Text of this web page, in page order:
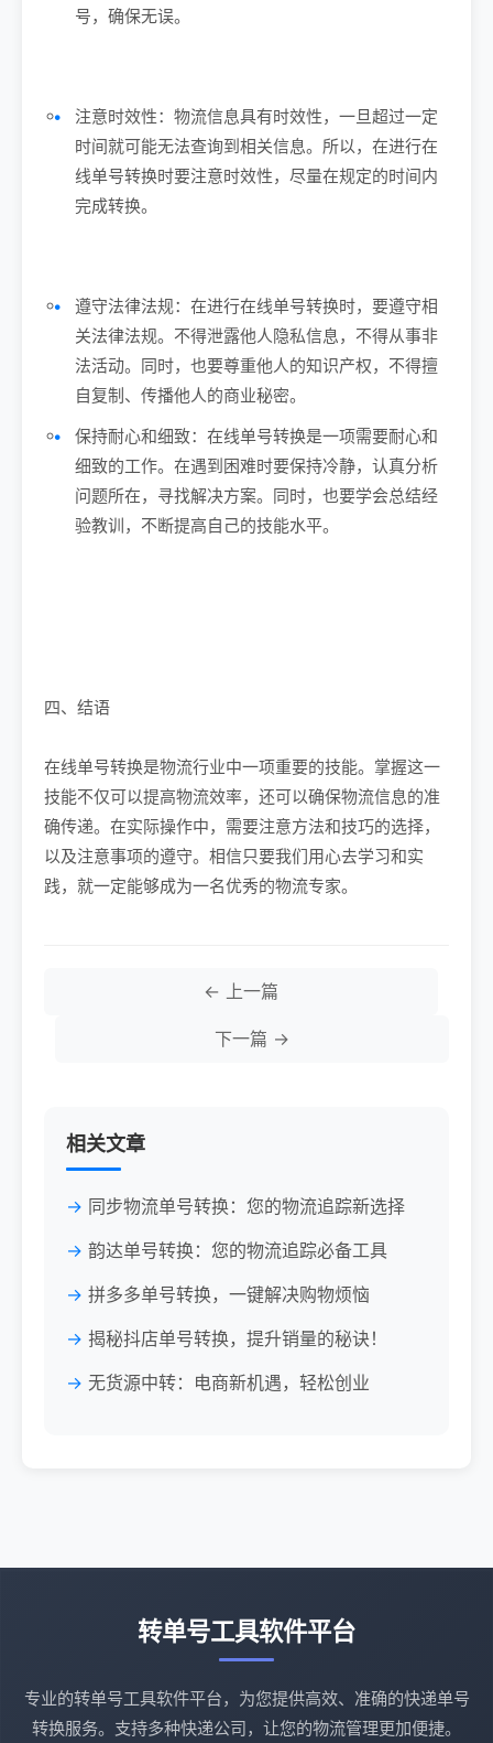
号，确保无误。
注意时效性：物流信息具有时效性，一旦超过一定
时间就可能无法查询到相关信息。所以，在进行在
线单号转换时要注意时效性，尽量在规定的时间内
完成转换。
遵守法律法规：在进行在线单号转换时，要遵守相
关法律法规。不得泄露他人隐私信息，不得从事非
法活动。同时，也要尊重他人的知识产权，不得擅
自复制、传播他人的商业秘密。
保持耐心和细致：在线单号转换是一项需要耐心和
细致的工作。在遇到困难时要保持冷静，认真分析
问题所在，寻找解决方案。同时，也要学会总结经
验教训，不断提高自己的技能水平。
四、结语
在线单号转换是物流行业中一项重要的技能。掌握这一
技能不仅可以提高物流效率，还可以确保物流信息的准
确传递。在实际操作中，需要注意方法和技巧的选择，
以及注意事项的遵守。相信只要我们用心去学习和实
践，就一定能够成为一名优秀的物流专家。
← 上一篇
下一篇 →
相关文章
同步物流单号转换：您的物流追踪新选择
韵达单号转换：您的物流追踪必备工具
拼多多单号转换，一键解决购物烦恼
揭秘抖店单号转换，提升销量的秘诀！
无货源中转：电商新机遇，轻松创业
转单号工具软件平台
专业的转单号工具软件平台，为您提供高效、准确的快递单号
转换服务。支持多种快递公司，让您的物流管理更加便捷。